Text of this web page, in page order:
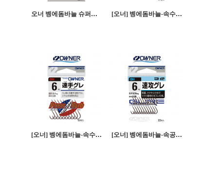
오너 벵에돔바늘 슈퍼보일 [오너] 벵에돔바늘-속수구레X
[오너] 벵에돔바늘-속수구레 [오너] 벵에돔바늘-속공구레